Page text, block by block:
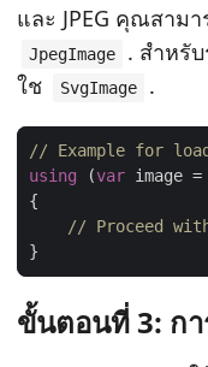
และ JPEG คุณสาม
JpegImage
. สําหรั
ใช
SvgImage .
// Example for
using (var image =
// Proceed
ขั้นตอนที่ 3: ก